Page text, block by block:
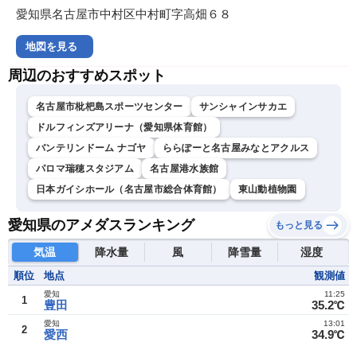
愛知県名古屋市中村区中村町字高畑６８
地図を見る
周辺のおすすめスポット
名古屋市枇杷島スポーツセンター
サンシャインサカエ
ドルフィンズアリーナ（愛知県体育館）
バンテリンドーム ナゴヤ
ららぽーと名古屋みなとアクルス
パロマ瑞穂スタジアム
名古屋港水族館
日本ガイシホール（名古屋市総合体育館）
東山動植物園
愛知県のアメダスランキング もっと見る
気温 降水量 風 降雪量 湿度
順位 地点 観測値
1 豊田
愛知
35.2℃
11:25
2 愛西
愛知
34.9℃
13:01